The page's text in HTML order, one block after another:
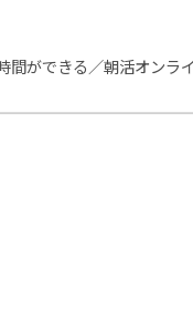
間ができる／朝活オンラ